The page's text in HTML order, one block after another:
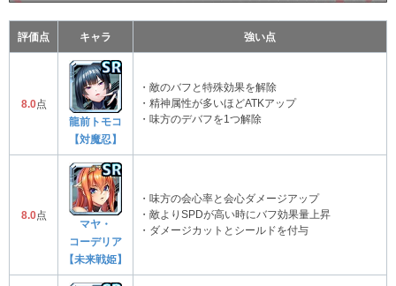
評価点 キャラ 強い点
8.0点
龍前トモコ
【対魔忍】
・敵のバフと特殊効果を解除
・精神属性が多いほどATKアップ
・味方のデバフを1つ解除
8.0点
マヤ・
コーデリア
【未来戦姫】
・味方の会心率と会心ダメージアップ
・敵よりSPDが高い時にバフ効果量上昇
・ダメージカットとシールドを付与